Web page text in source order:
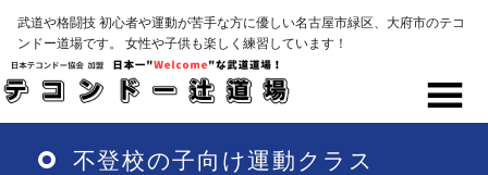
Skip
main
content
武道や格闘技 初心者や運動が苦手な方に優しい名古屋市緑区、大府市のテコ
ンドー道場です。 女性や子供も楽しく練習しています！
不登校の子向け運動クラス